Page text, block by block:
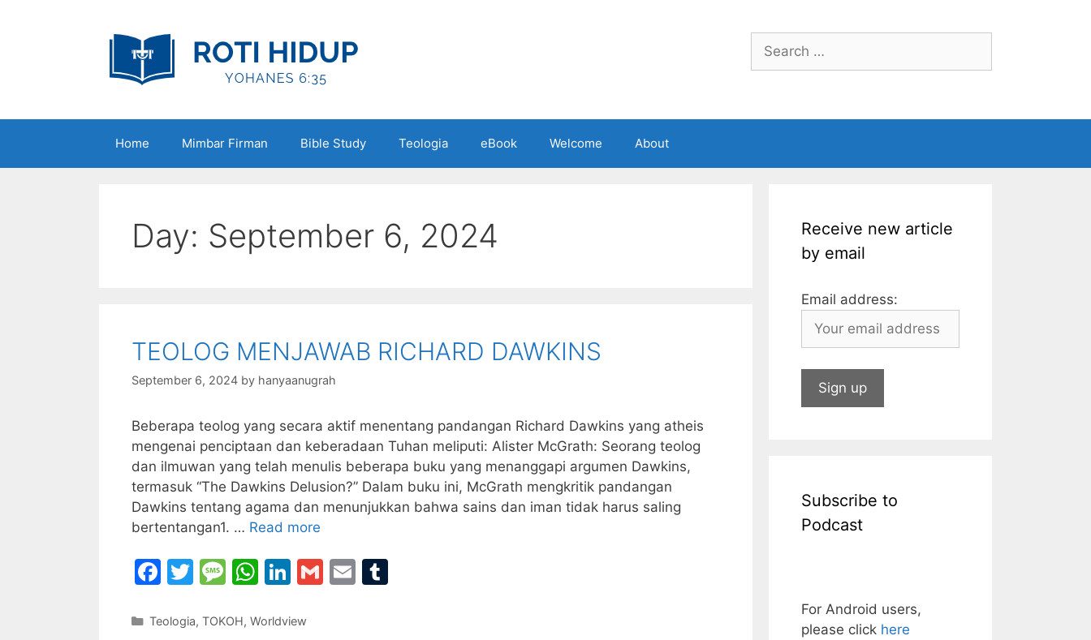
Search
for:
Home Mimbar Firman Bible Study Teologia eBook Welcome About
Day: September 6, 2024
TEOLOG MENJAWAB RICHARD DAWKINS
September 6, 2024 by hanyaanugrah
Beberapa teolog yang secara aktif menentang pandangan Richard Dawkins yang atheis
mengenai penciptaan dan keberadaan Tuhan meliputi: Alister McGrath: Seorang teolog
dan ilmuwan yang telah menulis beberapa buku yang menanggapi argumen Dawkins,
termasuk “The Dawkins Delusion?” Dalam buku ini, McGrath mengkritik pandangan
Dawkins tentang agama dan menunjukkan bahwa sains dan iman tidak harus saling
bertentangan1. … Read more
F
c
T
itt
M
s
W
at
Li
k
G
E
Categories
Teologia, TOKOH, Worldview
Receive new article
by email
Email address:
Subscribe to
Podcast
For Android users,
please click here